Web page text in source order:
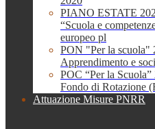
PIANO ESTATE
“Scuola e
europeo pl
PON "Per la scuola"
Apprendimento e
POC “Per la
Fondo di Rotazione
Attuazione Misure PNRR